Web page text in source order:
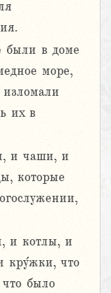
были в доме
море,
изломали
их в
и чаши, и
которые
и котлы, и
кру́жки, что
было